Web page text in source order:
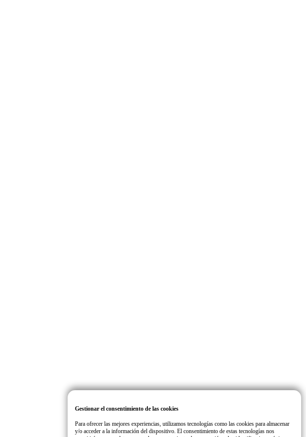
Gestionar el consentimiento de las cookies
Para ofrecer las mejores experiencias, utilizamos tecnologías como las cookies para almacenar
y/o acceder a la información del dispositivo. El consentimiento de estas tecnologías nos